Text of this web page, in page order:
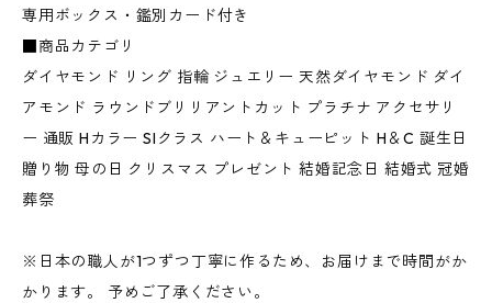
専用ボックス・鑑別カード付き
■商品カテゴリ
ダイヤモンド リング 指輪 ジュエリー 天然ダイヤモンド ダイ
アモンド ラウンドブリリアントカット プラチナ アクセサリ
ー 通販 Hカラー SIクラス ハート＆キューピット H＆C 誕生日
贈り物 母の日 クリスマス プレゼント 結婚記念日 結婚式 冠婚
葬祭
※日本の職人が1つずつ丁寧に作るため、お届けまで時間がか
かります。 予めご了承ください。